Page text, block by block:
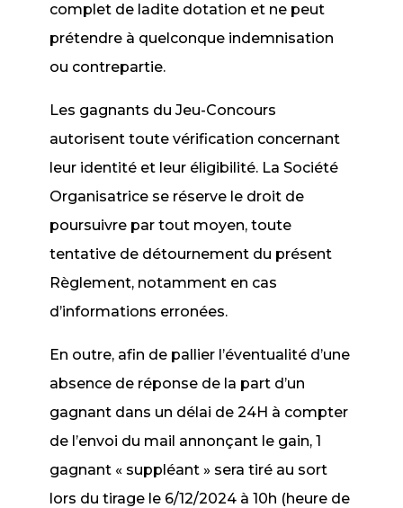
complet de ladite dotation et ne peut
prétendre à quelconque indemnisation
ou contrepartie.
Les gagnants du Jeu-Concours
autorisent toute vérification concernant
leur identité et leur éligibilité. La Société
Organisatrice se réserve le droit de
poursuivre par tout moyen, toute
tentative de détournement du présent
Règlement, notamment en cas
d’informations erronées.
En outre, afin de pallier l’éventualité d’une
absence de réponse de la part d’un
gagnant dans un délai de 24H à compter
de l’envoi du mail annonçant le gain, 1
gagnant « suppléant » sera tiré au sort
lors du tirage le 6/12/2024 à 10h (heure de